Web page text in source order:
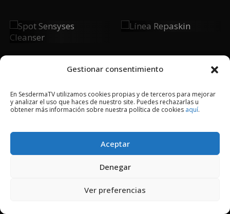
Gestionar consentimiento
En SesdermaTV utilizamos cookies propias y de terceros para mejorar
y analizar el uso que haces de nuestro site. Puedes rechazarlas u
obtener más información sobre nuestra política de cookies aquí.
Aceptar
Denegar
Ver preferencias
Spot
Sensyses
Cleanser
Línea
2018 © Copyright Sesderma SL
AVISO LEGAL
POLÍTICA DE PRIVACIDAD
COOKIES